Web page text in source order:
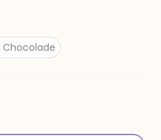
Chocolade